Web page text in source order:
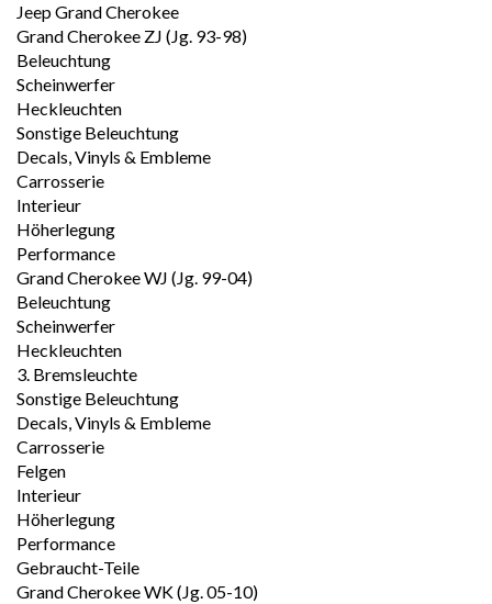
Jeep Grand Cherokee
Grand Cherokee ZJ (Jg. 93-98)
Beleuchtung
Scheinwerfer
Heckleuchten
Sonstige Beleuchtung
Decals, Vinyls & Embleme
Carrosserie
Interieur
Höherlegung
Performance
Grand Cherokee WJ (Jg. 99-04)
Beleuchtung
Scheinwerfer
Heckleuchten
3. Bremsleuchte
Sonstige Beleuchtung
Decals, Vinyls & Embleme
Carrosserie
Felgen
Interieur
Höherlegung
Performance
Gebraucht-Teile
Grand Cherokee WK (Jg. 05-10)